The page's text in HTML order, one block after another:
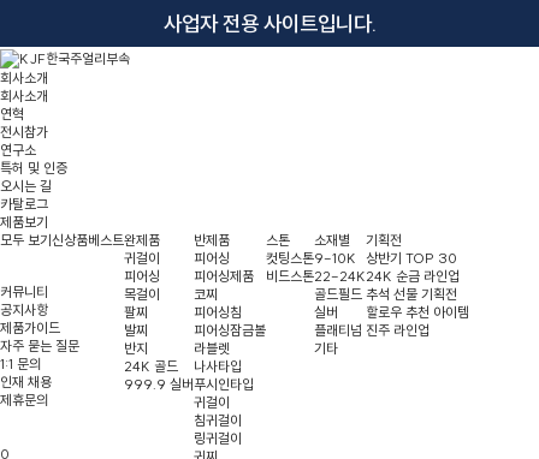
사업자 전용 사이트입니다.
회사소개
회사소개
연혁
전시참가
연구소
특허 및 인증
오시는 길
카탈로그
제품보기
모두 보기신상품베스트완제품
귀걸이
피어싱
목걸이
팔찌
발찌
반지
24K 골드
999.9 실버
반제품
피어싱
피어싱제품
코찌
피어싱침
피어싱잠금볼
라블렛
나사타입
푸시인타입
귀걸이
침귀걸이
링귀걸이
스톤
컷팅스톤
비드스톤
소재별
9-10K
22-24K
골드필드
실버
플래티넘
기타
기획전
상반기 TOP 30
24K 순금 라인업
추석 선물 기획전
할로우 추천 아이템
진주 라인업
커뮤니티
공지사항
제품가이드
자주 묻는 질문
1:1 문의
인재 채용
제휴문의
0